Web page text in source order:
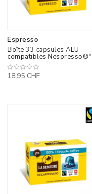
Espresso
Boîte 33 capsules ALU
compatibles Nespresso®*
18,95 CHF